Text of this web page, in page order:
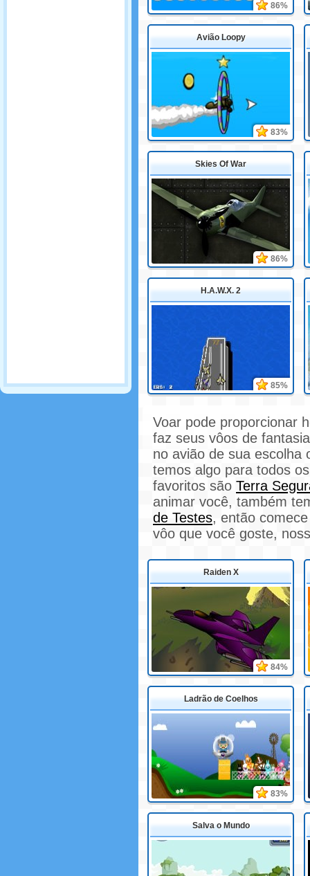
86%
Avião Loopy
83%
Skies Of War
86%
H.A.W.X. 2
85%
Voar pode proporcionar
faz seus vôos de
no avião de sua escolha
temos algo para todos
favoritos são Terra
animar você, também
de Testes, então
vôo que você goste,
Raiden X
84%
Ladrão de Coelhos
83%
Salva o Mundo